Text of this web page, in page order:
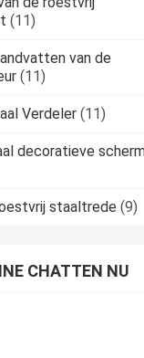
(11)
van de
(11)
Verdeler (11)
decoratieve
staaltrede (9)
CHATTEN NU